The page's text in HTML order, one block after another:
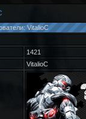
VitalioC
1421
VitalioC